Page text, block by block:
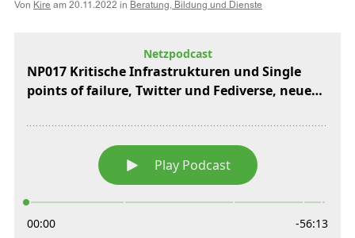
Von Kire am 20.11.2022 in Beratung, Bildung und Dienste